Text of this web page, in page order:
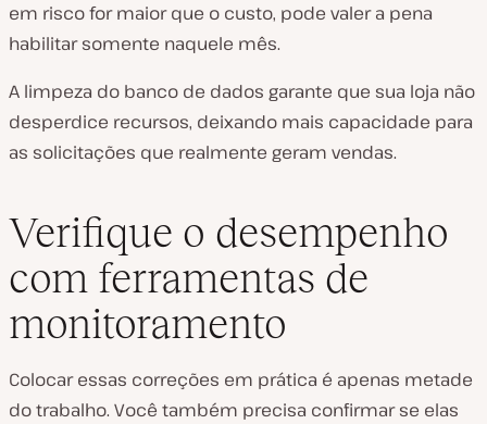
em risco for maior que o custo, pode valer a pena
habilitar somente naquele mês.
A limpeza do banco de dados garante que sua loja não
desperdice recursos, deixando mais capacidade para
as solicitações que realmente geram vendas.
Verifique o desempenho
com ferramentas de
monitoramento
Colocar essas correções em prática é apenas metade
do trabalho. Você também precisa confirmar se elas